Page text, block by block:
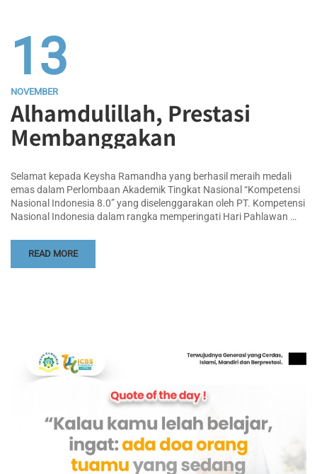
13
NOVEMBER
Alhamdulillah, Prestasi
Membanggakan
Selamat kepada Keysha Ramandha yang berhasil meraih medali
emas dalam Perlombaan Akademik Tingkat Nasional “Kompetensi
Nasional Indonesia 8.0” yang diselenggarakan oleh PT. Kompetensi
Nasional Indonesia dalam rangka memperingati Hari Pahlawan …
READ MORE